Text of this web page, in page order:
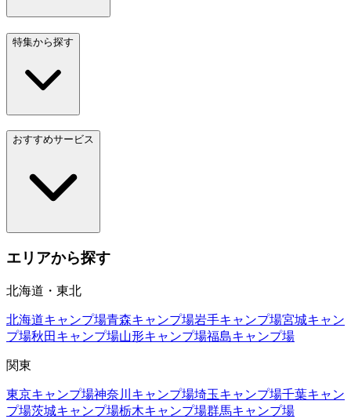
特集から探す
おすすめサービス
エリアから探す
北海道・東北
北海道キャンプ場青森キャンプ場岩手キャンプ場宮城キャン
プ場秋田 キャンプ場山形キャンプ場福島キャンプ場
関東
東京キャンプ場神奈川 キャンプ場埼玉キャンプ場千葉キャン
プ場茨城キャンプ場栃木キャンプ場群馬キャンプ場